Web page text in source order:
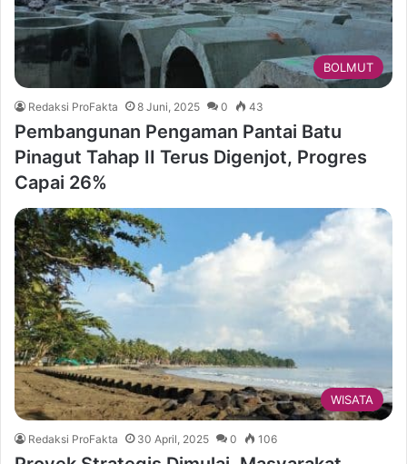
BOLMUT
Redaksi ProFakta 8 Juni, 2025 0 43
Pembangunan Pengaman Pantai Batu
Pinagut Tahap II Terus Digenjot, Progres
Capai 26%
WISATA
Redaksi ProFakta 30 April, 2025 0 106